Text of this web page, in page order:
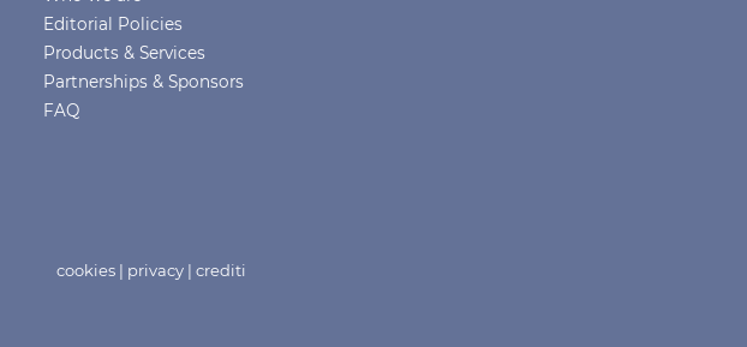
Editorial Policies
Products & Services
Partnerships & Sponsors
FAQ
cookies | privacy |crediti